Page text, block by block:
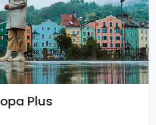
Ver detalles
Vuelo incluido